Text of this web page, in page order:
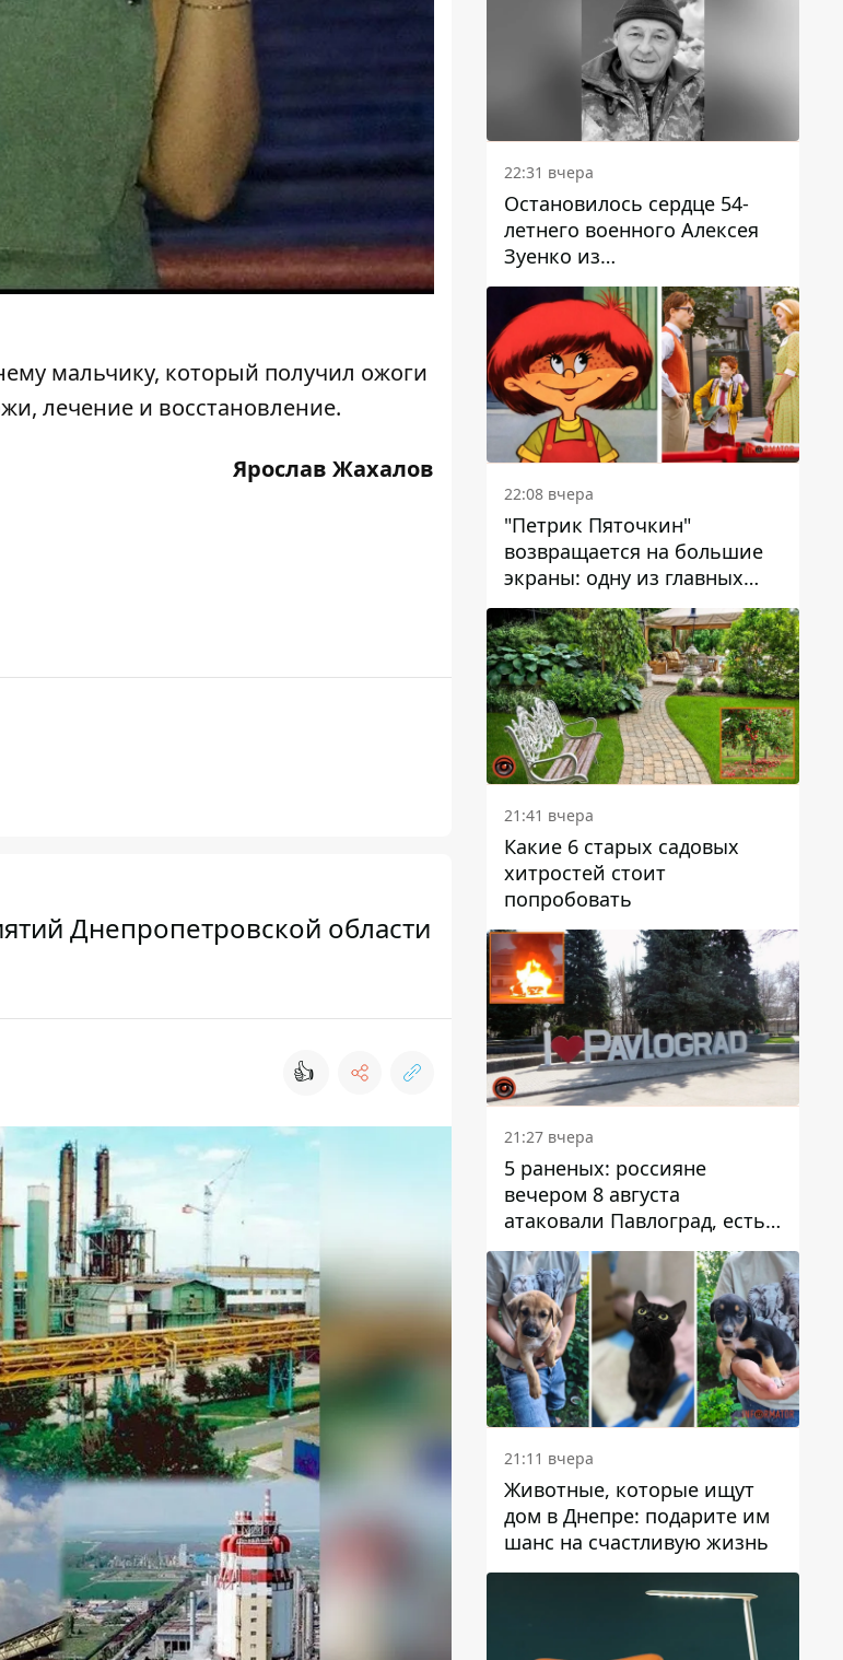
мальчику, который получил ожоги
лечение и восстановление.
Ярослав Жахалов
Днепропетровской области
👍
22:31 вчера
Остановилось сердце 54-
летнего военного Алексея
Зуенко из
Днепропетровской области
22:08 вчера
"Петрик Пяточкин"
возвращается на большие
экраны: одну из главных
ролей сыграет 9-летний
днепрянин Александр
Войтеховский
21:41 вчера
Какие 6 старых садовых
хитростей стоит
попробовать
21:27 вчера
5 раненых: россияне
вечером 8 августа
атаковали Павлоград, есть
возгорание
21:11 вчера
Животные, которые ищут
дом в Днепре: подарите им
шанс на счастливую жизнь